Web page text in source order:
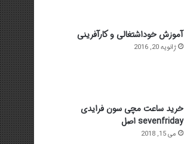
آموزش خوداشتغالی و کارآفرینی
ژانویه 20, 2016
خرید ساعت مچی سون فرایدی
sevenfriday اصل
می 15, 2018